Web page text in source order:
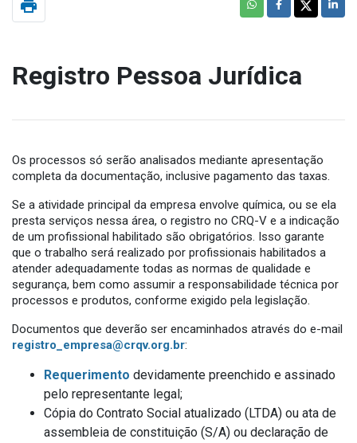
print
Registro Pessoa Jurídica
Os processos só serão analisados mediante apresentação
completa da documentação, inclusive pagamento das taxas.
Se a atividade principal da empresa envolve química, ou se ela
presta serviços nessa área, o registro no CRQ-V e a indicação
de um profissional habilitado são obrigatórios. Isso garante
que o trabalho será realizado por profissionais habilitados a
atender adequadamente todas as normas de qualidade e
segurança, bem como assumir a responsabilidade técnica por
processos e produtos, conforme exigido pela legislação.
Documentos que deverão ser encaminhados através do e-mail
registro_empresa@crqv.org.br:
Requerimento devidamente preenchido e assinado
pelo representante legal;
Cópia do Contrato Social atualizado (LTDA) ou ata de
assembleia de constituição (S/A) ou declaração de